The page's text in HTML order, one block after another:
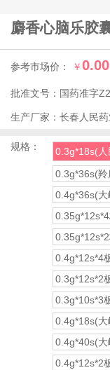
麝香心脑乐胶
参考市场价： ￥0.00
批准文号： 国药准字
生产厂家： 长春人民
规格： 0.3g*18s(人
0.3g*36s(羚
0.4g*36s(大
0.4g*12s*4
0.3g*12s*2
0.3g*10s*3
0.4g*18s(大
0.4g*40s(大
0.4g*12s*2